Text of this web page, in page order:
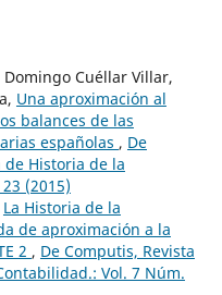
Domingo Cuéllar Villar,
Una aproximación al
balances de las
españolas , De
de Historia de la
(2015)
La Historia de la
de aproximación a la
2 , De Computis, Revista
Vol. 7 Núm.